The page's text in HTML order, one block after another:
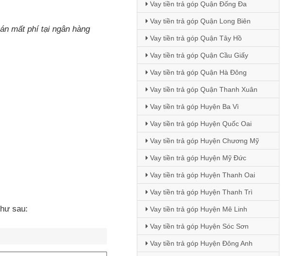
mất phí tại ngân hàng
sau:
Vay tiền trả góp Quận Đống Đa
Vay tiền trả góp Quận Long Biên
Vay tiền trả góp Quận Tây Hồ
Vay tiền trả góp Quận Cầu Giấy
Vay tiền trả góp Quận Hà Đông
Vay tiền trả góp Quận Thanh Xuân
Vay tiền trả góp Huyện Ba Vì
Vay tiền trả góp Huyện Quốc Oai
Vay tiền trả góp Huyện Chương Mỹ
Vay tiền trả góp Huyện Mỹ Đức
Vay tiền trả góp Huyện Thanh Oai
Vay tiền trả góp Huyện Thanh Trì
Vay tiền trả góp Huyện Mê Linh
Vay tiền trả góp Huyện Sóc Sơn
Vay tiền trả góp Huyện Đông Anh